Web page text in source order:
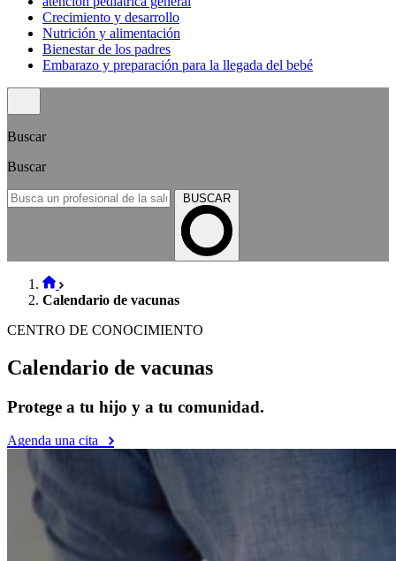
Crecimiento y desarrollo
Nutrición y alimentación
Bienestar de los padres
Embarazo y preparación para la llegada del bebé
Buscar
Buscar
BUSCAR
Calendario de vacunas
CENTRO DE CONOCIMIENTO
Calendario de vacunas
Protege a tu hijo y a tu comunidad.
Agenda una cita